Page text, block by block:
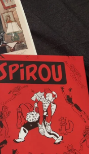
On prend un café ?